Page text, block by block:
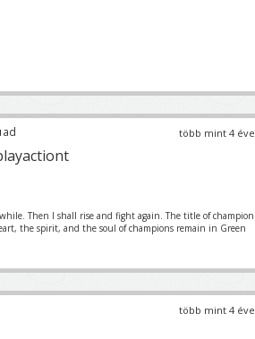
több mint 4 éve
Then I shall rise and fight again. The title of champion
the spirit, and the soul of champions remain in Green
több mint 4 éve